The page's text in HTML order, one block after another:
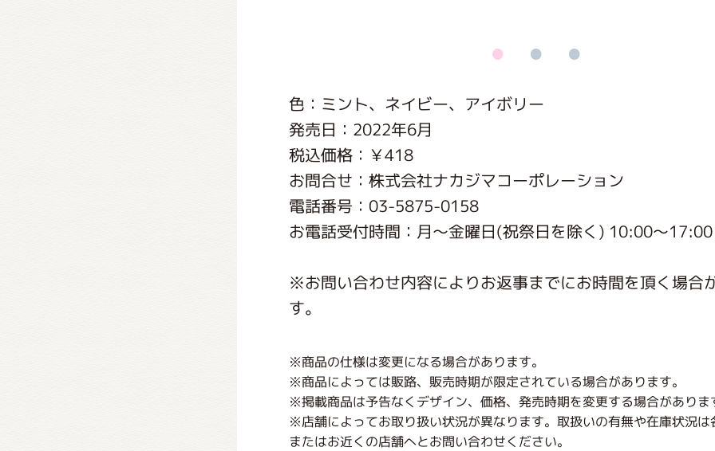
色：ミント、ネイビー、アイボリー
発売日：2022年6月
税込価格：￥418
お問合せ：株式会社ナカジマコーポレーション
電話番号：03-5875-0158
お電話受付時間：月〜金曜日(祝祭日を除く) 10:00～17:00
※お問い合わせ内容によりお返事までにお時間を頂く場合
す。
※商品の仕様は変更になる場合があります。
※商品によっては販路、販売時期が限定されている場合があります。
※掲載商品は予告なくデザイン、価格、発売時期を変更する場合がありま
※店舗によってお取り扱い状況が異なります。取扱いの有無や在庫状況は
またはお近くの店舗へとお問い合わせください。
くまのがっこう 家庭科部